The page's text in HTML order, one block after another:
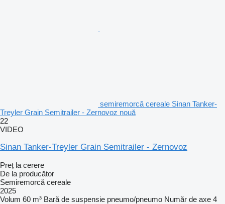
semiremorcă cereale Sinan Tanker-
Treyler Grain Semitrailer - Zernovoz nouă
22
VIDEO
Sinan Tanker-Treyler Grain Semitrailer - Zernovoz
Preț la cerere
De la producător
Semiremorcă cereale
2025
Volum 60 m³ Bară de suspensie pneumo/pneumo Număr de axe 4